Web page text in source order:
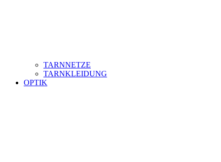
TARNNETZE
TARNKLEIDUNG
OPTIK